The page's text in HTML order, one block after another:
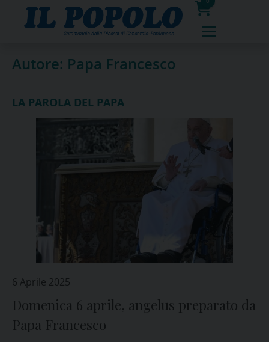
0
prodotti
Autore: Papa Francesco
LA PAROLA DEL PAPA
6 Aprile 2025
Domenica 6 aprile, angelus preparato da
Papa Francesco